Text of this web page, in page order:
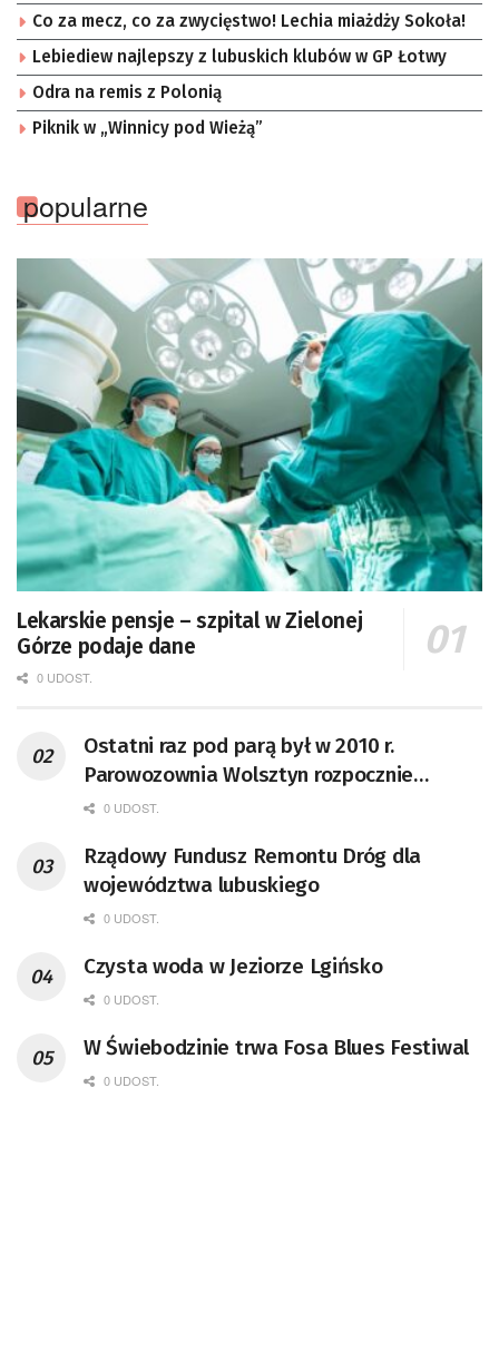
Co za mecz, co za zwycięstwo! Lechia miażdży Sokoła!
Lebiediew najlepszy z lubuskich klubów w GP Łotwy
Odra na remis z Polonią
Piknik w „Winnicy pod Wieżą”
popularne
Lekarskie pensje – szpital w Zielonej
Górze podaje dane
0 UDOST.
Ostatni raz pod parą był w 2010 r.
Parowozownia Wolsztyn rozpocznie
remont unikatowego Tr5-65
0 UDOST.
Rządowy Fundusz Remontu Dróg dla
województwa lubuskiego
0 UDOST.
Czysta woda w Jeziorze Lgińsko
0 UDOST.
W Świebodzinie trwa Fosa Blues Festiwal
0 UDOST.